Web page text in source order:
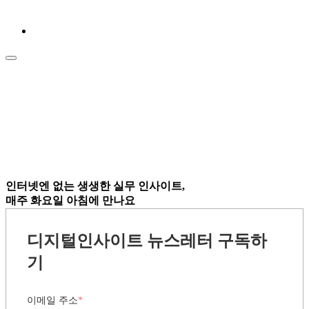
인터넷엔 없는 생생한 실무 인사이트,
매주 화요일 아침에 만나요
디지털인사이트 뉴스레터 구독하
기
이메일 주소*